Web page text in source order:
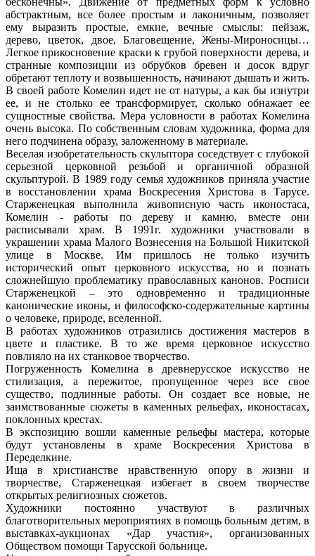
абстрактным, все более простым и лаконичным, позволяет
ему выразить простые, емкие, вечные смыслы: пейзаж,
дерево, цветок, двое, Благовещение, Жены-Мироносицы…
Легкое прикосновение краски к грубой поверхности дерева, и
странные композиции из обрубков бревен и досок вдруг
обретают теплоту и возвышенность, начинают дышать и жить.
В своей работе Комелин идет не от натуры, а как бы изнутри
ее, и не столько ее трансформирует, сколько обнажает ее
сущностные свойства. Мера условности в работах Комелина
очень высока. По собственным словам художника, форма для
него подчинена образу, заложенному в материале.
Веселая изобретательность скульптора соседствует с глубокой
серьезной церковной резьбой и органичной образной
скульптурой. В 1989 году семья художников приняла участие
в восстановлении храма Воскресения Христова в Тарусе.
Старженецкая выполнила живописную часть иконостаса,
Комелин - работы по дереву и камню, вместе они
расписывали храм. В 1991г. художники участвовали в
украшении храма Малого Вознесения на Большой Никитской
улице в Москве. Им пришлось не только изучить
исторический опыт церковного искусства, но и познать
сложнейшую проблематику православных канонов. Росписи
Старженецкой – это одновременно и традиционные
канонические иконы, и философско-содержательные картины
о человеке, природе, вселенной.
В работах художников отразились достижения мастеров в
цвете и пластике. В то же время церковное искусство
повлияло на их станковое творчество.
Погруженность Комелина в древнерусское искусство не
стилизация, а пережитое, пропущенное через все свое
существо, подлинные работы. Он создает все новые, не
заимствованные сюжеты в каменных рельефах, иконостасах,
поклонных крестах.
В экспозицию вошли каменные рельефы мастера, которые
будут установлены в храме Воскресения Христова в
Переделкине.
Ища в христианстве нравственную опору в жизни и
творчестве, Старженецкая избегает в своем творчестве
открытых религиозных сюжетов.
Художники постоянно участвуют в различных
благотворительных мероприятиях в помощь больным детям, в
выставках-аукционах «Дар участия», организованных
Обществом помощи Тарусской больнице.